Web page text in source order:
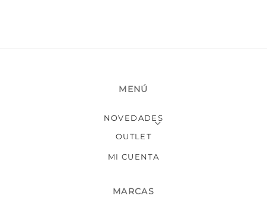
MENÚ
NOVEDADES
OUTLET
MI CUENTA
MARCAS